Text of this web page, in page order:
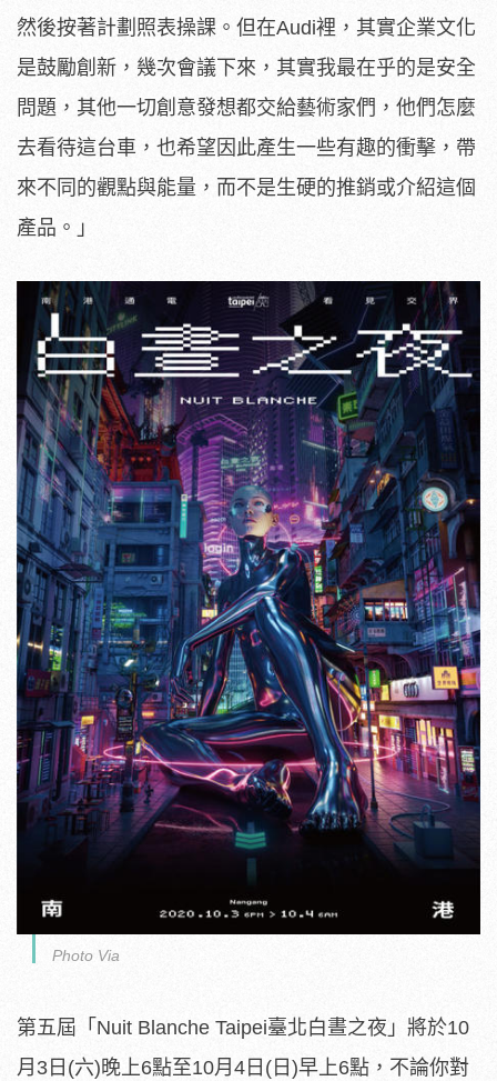
然後按著計劃照表操課。但在Audi裡，其實企業文化
是鼓勵創新，幾次會議下來，其實我最在乎的是安全
問題，其他一切創意發想都交給藝術家們，他們怎麼
去看待這台車，也希望因此產生一些有趣的衝擊，帶
來不同的觀點與能量，而不是生硬的推銷或介紹這個
產品。」
Photo Via
第五屆「Nuit Blanche Taipei臺北白晝之夜」將於10
月3日(六)晚上6點至10月4日(日)早上6點，不論你對